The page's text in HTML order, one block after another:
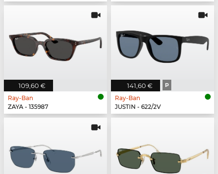
109,60 €
Ray-Ban
ZAYA - 135987
141,60 € P
Ray-Ban
JUSTIN - 622/2V